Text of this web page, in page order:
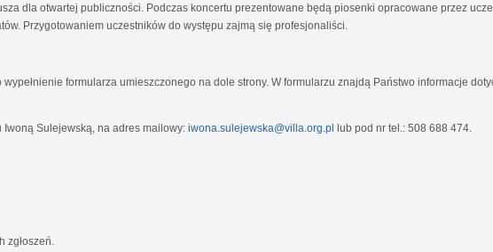
dla otwartej publiczności. Podczas koncertu prezentowane będą piosenki opracowane przez
Przygotowaniem uczestników do występu zajmą się profesjonaliści.
formularza umieszczonego na dole strony. W formularzu znajdą Państwo informacje
Sulejewską, na adres mailowy: iwona.sulejewska@villa.org.pl lub pod nr tel.: 508 688 474.